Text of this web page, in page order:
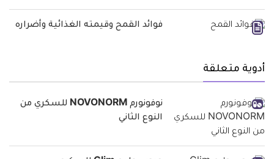
فوائد القمح وقيمته الغذائية وأضراره
أدوية متعلقة
نوفونورم NOVONORM للسكري من
النوع الثاني